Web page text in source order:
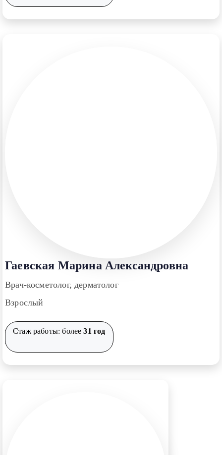
Гаевская Марина Александровна
Врач-косметолог, дерматолог
Взрослый
Стаж работы: более31 год